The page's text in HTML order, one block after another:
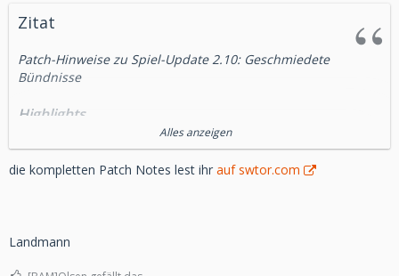
Zitat
Patch-Hinweise zu Spiel-Update 2.10: Geschmiedete
Bündnisse
Highlights
Neuer Flashpoint:Vermächtnis der Rakata!
Die Geschichte von Geschmiedete Bündnisse findet in
Rakata Prime ihren Höhepunkt.
Alles anzeigen
die kompletten Patch Notes lest ihr auf swtor.com
Landmann